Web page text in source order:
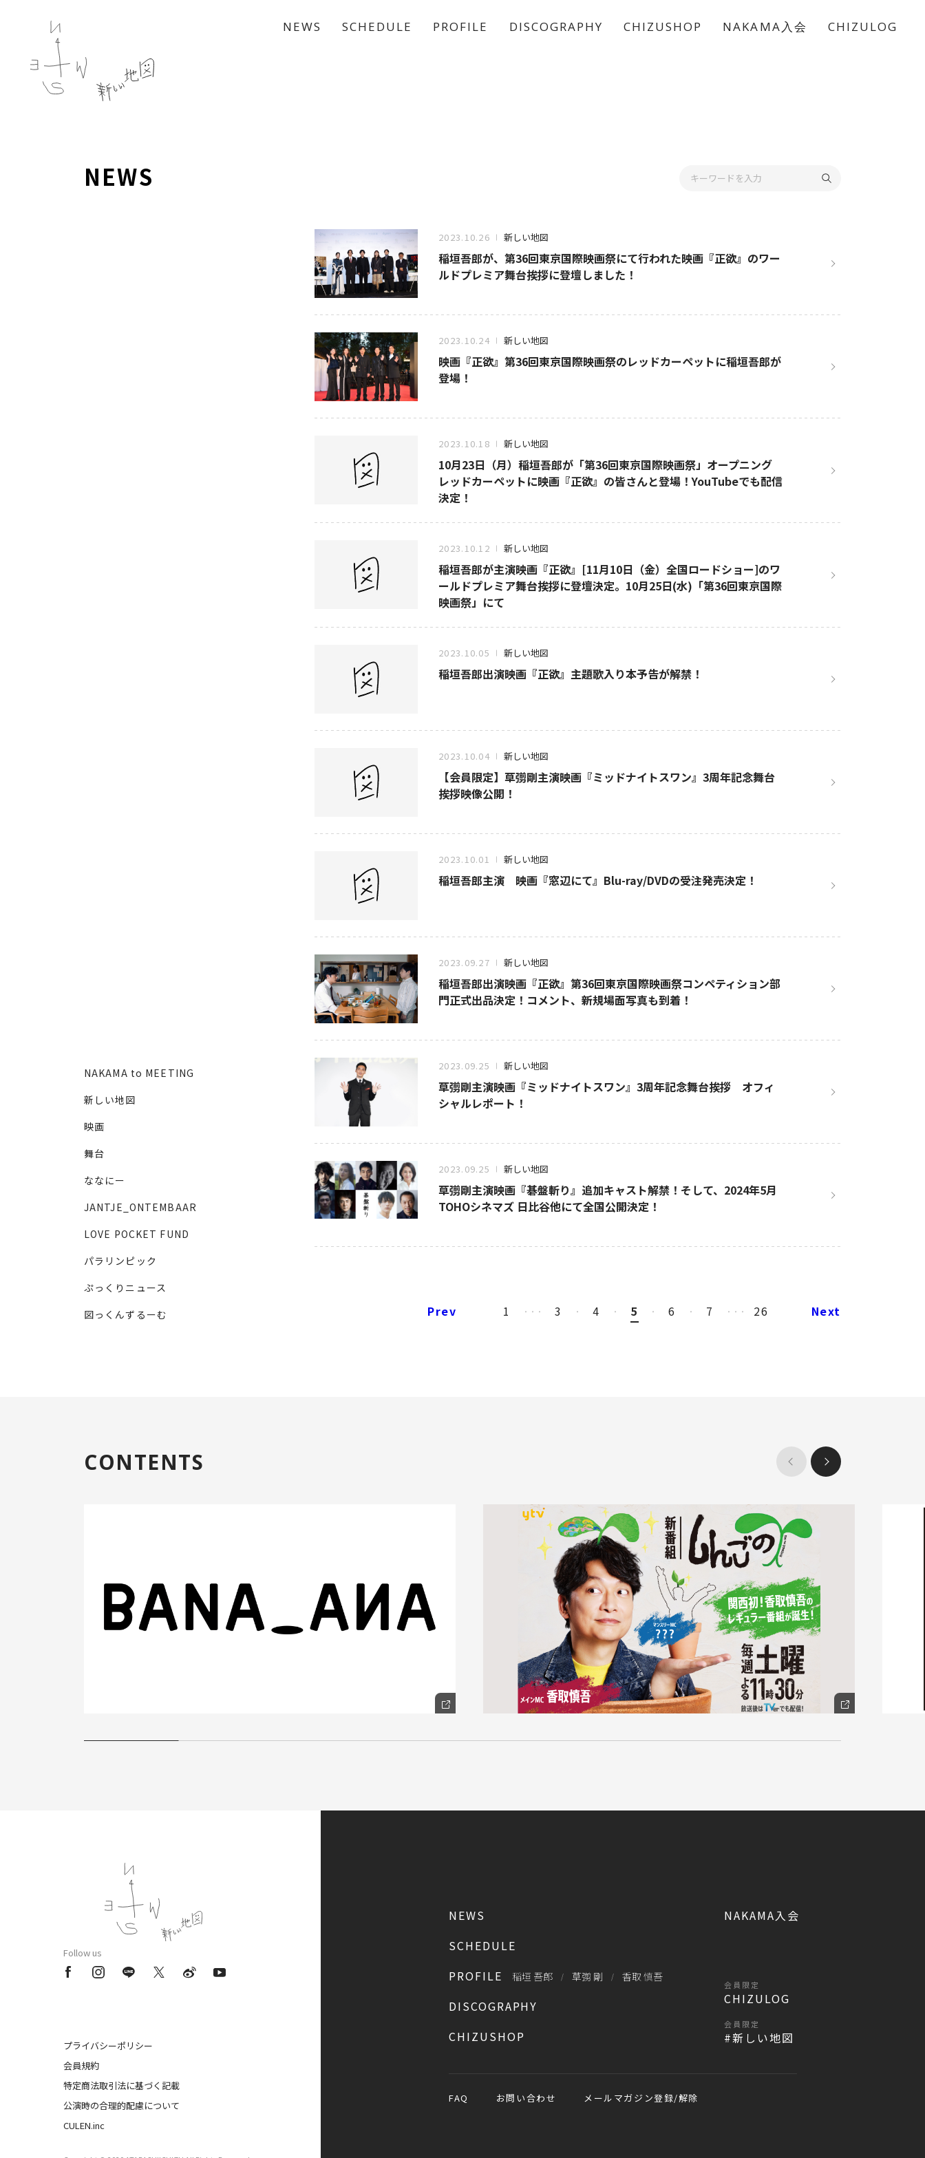
NEWS SCHEDULE PROFILE DISCOGRAPHY CHIZUSHOP NAKAMA入会 CHIZULOG
NEWS
NAKAMA to MEETING
新しい地図
映画
舞台
ななにー
JANTJE_ONTEMBAAR
LOVE POCKET FUND
パラリンピック
ぷっくりニュース
図っくんずるーむ
2023.10.26 新しい地図
稲垣吾郎が、第36回東京国際映画祭にて行われた映画『正欲』のワー
ルドプレミア舞台挨拶に登壇しました！
2023.10.24 新しい地図
映画『正欲』第36回東京国際映画祭のレッドカーペットに稲垣吾郎が
登場！
2023.10.18 新しい地図
10月23日（月）稲垣吾郎が「第36回東京国際映画祭」オープニング
レッドカーペットに映画『正欲』の皆さんと登場！YouTubeでも配信
決定！
2023.10.12 新しい地図
稲垣吾郎が主演映画『正欲』[11月10日（金）全国ロードショー]のワ
ールドプレミア舞台挨拶に登壇決定。10月25日(水)「第36回東京国際
映画祭」にて
2023.10.05 新しい地図
稲垣吾郎出演映画『正欲』主題歌入り本予告が解禁！
2023.10.04 新しい地図
【会員限定】草彅剛主演映画『ミッドナイトスワン』3周年記念舞台
挨拶映像公開！
2023.10.01 新しい地図
稲垣吾郎主演 映画『窓辺にて』Blu-ray/DVDの受注発売決定！
2023.09.27 新しい地図
稲垣吾郎出演映画『正欲』第36回東京国際映画祭コンペティション部
門正式出品決定！コメント、新規場面写真も到着！
2023.09.25 新しい地図
草彅剛主演映画『ミッドナイトスワン』3周年記念舞台挨拶 オフィ
シャルレポート！
2023.09.25 新しい地図
草彅剛主演映画『碁盤斬り』追加キャスト解禁！そして、2024年5月
TOHOシネマズ 日比谷他にて全国公開決定！
Prev 1 3 4 5 6 7 26 Next
CONTENTS
NEWS
SCHEDULE
PROFILE
稲垣 吾郎 草彅 剛 香取 慎吾
DISCOGRAPHY
CHIZUSHOP
NAKAMA入会
会員限定
CHIZULOG
会員限定
#新しい地図
FAQ お問い合わせ メールマガジン登録/解除
Follow us
プライバシーポリシー
会員規約
特定商法取引法に基づく記載
公演時の合理的配慮について
CULEN.inc